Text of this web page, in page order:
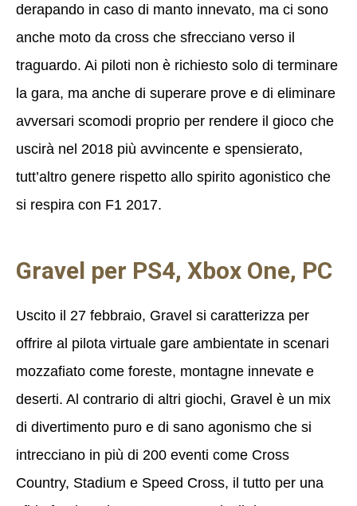
derapando in caso di manto innevato, ma ci sono
anche moto da cross che sfrecciano verso il
traguardo. Ai piloti non è richiesto solo di terminare
la gara, ma anche di superare prove e di eliminare
avversari scomodi proprio per rendere il gioco che
uscirà nel 2018 più avvincente e spensierato,
tutt’altro genere rispetto allo spirito agonistico che
si respira con F1 2017.
Gravel per PS4, Xbox One, PC
Uscito il 27 febbraio, Gravel si caratterizza per
offrire al pilota virtuale gare ambientate in scenari
mozzafiato come foreste, montagne innevate e
deserti. Al contrario di altri giochi, Gravel è un mix
di divertimento puro e di sano agonismo che si
intrecciano in più di 200 eventi come Cross
Country, Stadium e Speed Cross, il tutto per una